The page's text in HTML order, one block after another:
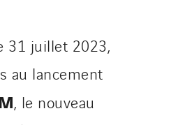
31 juillet 2023,
au lancement
, le nouveau